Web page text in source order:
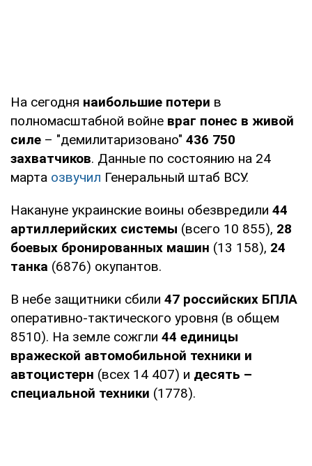
На сегодня наибольшие потери в
полномасштабной войне враг понес в живой
силе – "демилитаризовано" 436 750
захватчиков. Данные по состоянию на 24
марта озвучил Генеральный штаб ВСУ.
Накануне украинские воины обезвредили 44
артиллерийских системы (всего 10 855), 28
боевых бронированных машин (13 158), 24
танка (6876) окупантов.
В небе защитники сбили 47 российских БПЛА
оперативно-тактического уровня (в общем
8510). На земле сожгли 44 единицы
вражеской автомобильной техники и
автоцистерн (всех 14 407) и десять –
специальной техники (1778).